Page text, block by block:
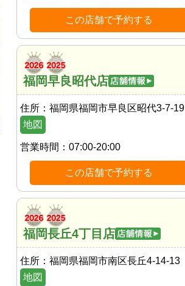
この店舗で予約する
福岡早良昭代店
住所： 福岡県福岡市早良区昭代3-7-19
地図
営業時間： 07:00-20:00
この店舗で予約する
福岡長丘4丁目店
住所： 福岡県福岡市南区長丘4-14-13
地図